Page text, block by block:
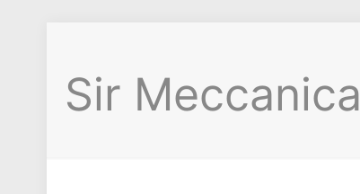
Sir Meccanica